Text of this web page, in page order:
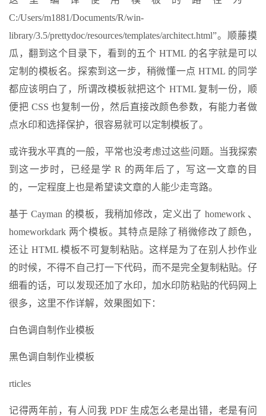
C:/Users/m1881/Documents/R/win-
library/3.5/prettydoc/resources/templates/architect.html”。顺藤摸
瓜，翻到这个目录下，看到的五个 HTML 的名字就是可以
定制的模板名。探索到这一步，稍微懂一点 HTML 的同学
都应该明白了，所谓改模板就把这个 HTML 复制一份，顺
便把 CSS 也复制一份，然后直接改颜色参数，有能力者做
点水印和选择保护，很容易就可以定制模板了。
或许我水平真的一般，平常也没考虑过这些问题。当我探索
到这一步时，已经是学 R 的两年后了，写这一文章的目
的，一定程度上也是希望读文章的人能少走弯路。
基于 Cayman 的模板，我稍加修改，定义出了 homework 、
homeworkdark 两个模板。其特点是除了稍微修改了颜色，
还让 HTML 模板不可复制粘贴。这样是为了在别人抄作业
的时候，不得不自己打一下代码，而不是完全复制粘贴。仔
细看的话，可以发现还加了水印，加水印防粘贴的代码网上
很多，这里不作详解，效果图如下：
白色调自制作业模板
黑色调自制作业模板
rticles
记得两年前，有人问我 PDF 生成怎么老是出错，老是有问